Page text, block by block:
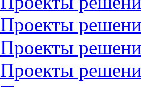
Проекты
Проекты
Проекты